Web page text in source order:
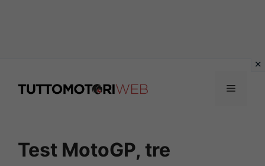
Menu
Test MotoGP, tre